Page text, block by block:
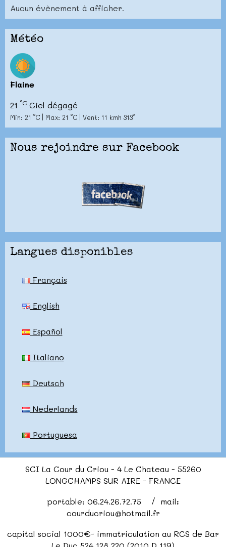
Aucun évènement à afficher.
Météo
Flaine
21 °C Ciel dégagé
Min: 21 °C | Max: 21 °C | Vent: 11 kmh 313°
Nous rejoindre sur Facebook
Langues disponibles
Français
English
Español
Italiano
Deutsch
Nederlands
Portuguesa
SCI La Cour du Criou - 4 Le Chateau - 55260
LONGCHAMPS SUR AIRE - FRANCE
portable: 06.24.26.72.75 / mail:
courducriou@hotmail.fr
capital social 1000€- immatriculation au RCS de Bar